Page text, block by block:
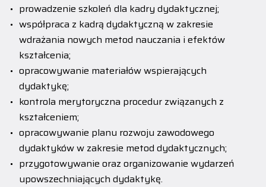
prowadzenie szkoleń dla kadry dydaktycznej;
współpraca z kadrą dydaktyczną w zakresie
wdrażania nowych metod nauczania i efektów
kształcenia;
opracowywanie materiałów wspierających
dydaktykę;
kontrola merytoryczna procedur związanych z
kształceniem;
opracowywanie planu rozwoju zawodowego
dydaktyków w zakresie metod dydaktycznych;
przygotowywanie oraz organizowanie wydarzeń
upowszechniających dydaktykę.